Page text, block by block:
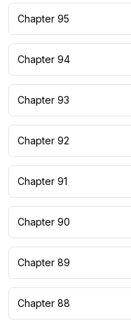
Chapter 95
Chapter 94
Chapter 93
Chapter 92
Chapter 91
Chapter 90
Chapter 89
Chapter 88